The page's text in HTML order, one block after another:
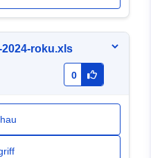
roku.xls
0